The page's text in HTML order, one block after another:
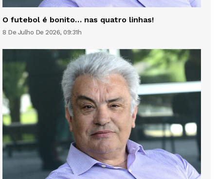
O futebol é bonito… nas quatro linhas!
8 De Julho De 2026, 09:31h